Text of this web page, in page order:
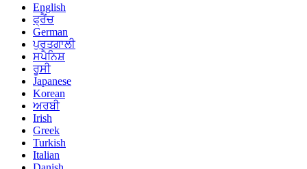
English
ਫ੍ਰੈਂਚ
German
ਪੁਰਤਗਾਲੀ
ਸਪੈਨਿਸ਼
ਰੂਸੀ
Japanese
Korean
ਅਰਬੀ
Irish
Greek
Turkish
Italian